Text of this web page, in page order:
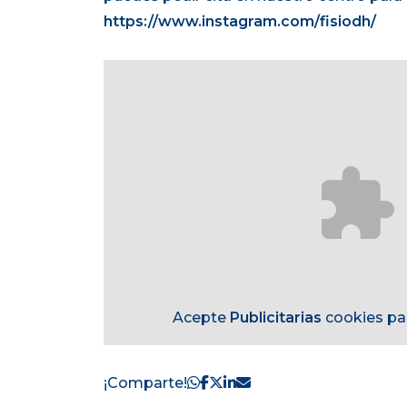
https://www.instagram.com/fisiodh/
Acepte Publicitarias cookies
¡Comparte!